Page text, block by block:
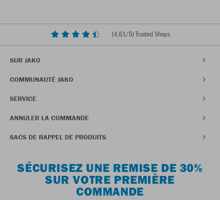
(4,61/5) Trusted Shops
SUR JAKO
COMMUNAUTÉ JAKO
SERVICE
ANNULER LA COMMANDE
SACS DE RAPPEL DE PRODUITS
SÉCURISEZ UNE REMISE DE 30%
SUR VOTRE PREMIÈRE
COMMANDE